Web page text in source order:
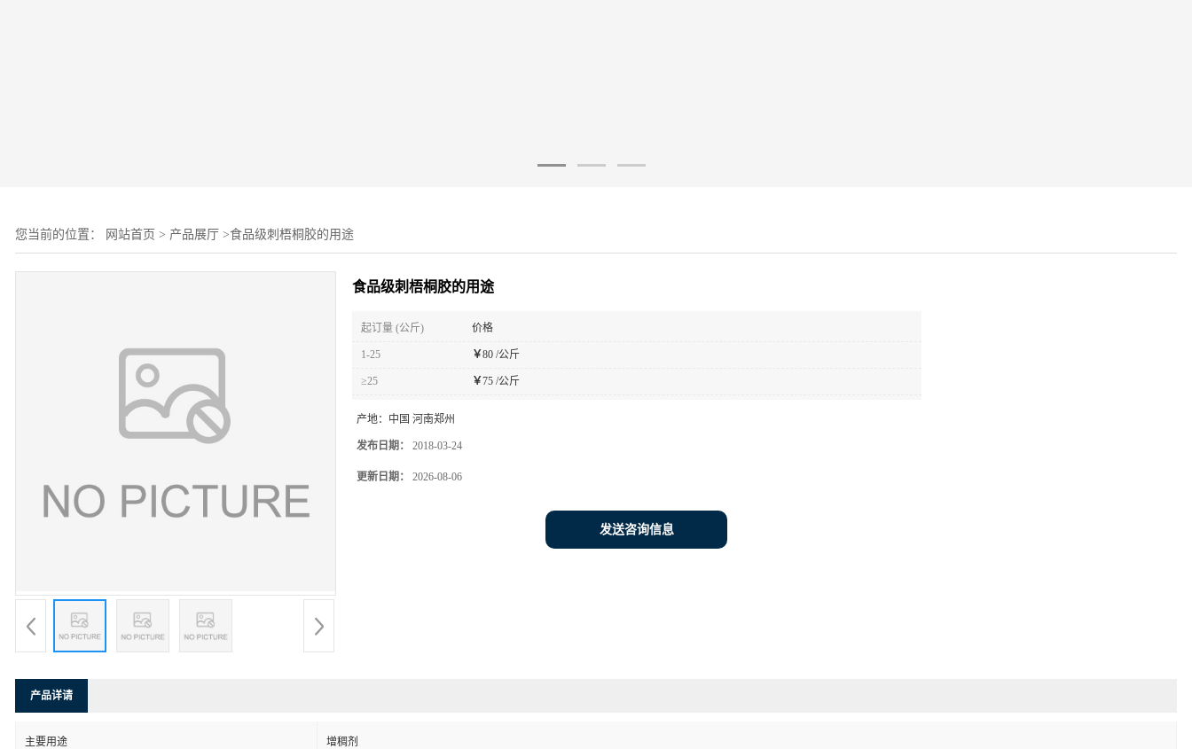
您当前的位置： 网站首页 > 产品展厅 >食品级刺梧桐胶的用途
食品级刺梧桐胶的用途
起订量 (公斤) 价格
1-25 ￥80 /公斤
≥25 ￥75 /公斤
产地： 中国 河南郑州
发布日期： 2018-03-24
更新日期： 2026-08-06
发送咨询信息
产品详请
主要用途 增稠剂